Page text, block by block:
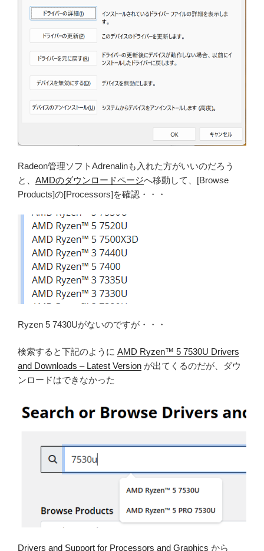
Radeon管理ソフトAdrenalinも入れた方がいいのだろう
と、 AMDのダウンロードページへ移動して、[Browse
Products]の[Processors]を確認・・・
Ryzen 5 7430Uがないのですが・・・
検索すると下記のように AMD Ryzen™ 5 7530U Drivers
and Downloads – Latest Version が出てくるのだが、ダウ
ンロードはできなかった
Drivers and Support for Processors and Graphics から